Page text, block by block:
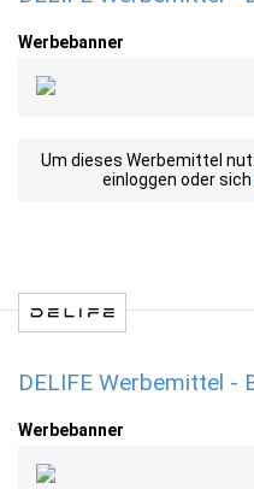
Werbebanner
Um dieses Werbemittel
einloggen oder sich
DELIFE Werbemittel -
Werbebanner